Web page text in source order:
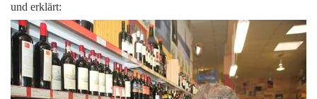
und erklärt: